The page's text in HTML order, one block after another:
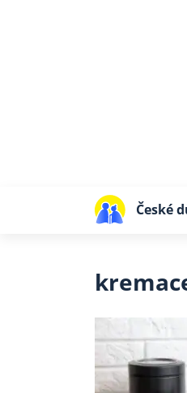
České